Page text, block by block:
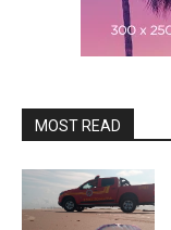
MOST READ